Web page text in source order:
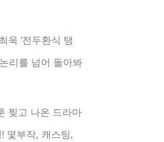
욱 ‘전두환식 탱
리를 넘어 돌아봐
찢고 나온 드라마
! 몇부작, 캐스팅,